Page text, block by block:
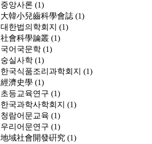
중앙사론 (1)
大韓小兒齒科學會誌 (1)
대한법의학회지 (1)
社會科學論叢 (1)
국어국문학 (1)
숭실사학 (1)
한국식품조리과학회지 (1)
經濟史學 (1)
초등교육연구 (1)
한국과학사학회지 (1)
청람어문교육 (1)
우리어문연구 (1)
地域社會開發硏究 (1)